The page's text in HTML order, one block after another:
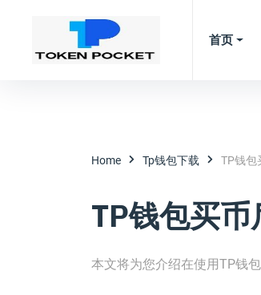
首页
Home Tp钱包下载 TP钱包
TP钱包买币
本文将为您介绍在使用TP钱